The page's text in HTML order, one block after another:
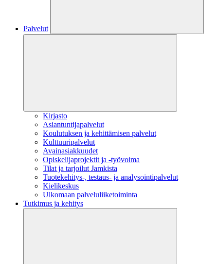
Palvelut
Kirjasto
Asiantuntijapalvelut
Koulutuksen ja kehittämisen palvelut
Kulttuuripalvelut
Avainasiakkuudet
Opiskelijaprojektit​ ja -työvoima
Tilat ja tarjoilut Jamkista
Tuotekehitys-, testaus- ja analysointipalvelut
Kielikeskus
Ulkomaan palveluliiketoiminta
Tutkimus ja kehitys